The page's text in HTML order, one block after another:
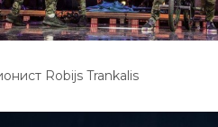
Robijs Trankalis